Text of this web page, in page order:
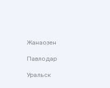
Жанаозен
Павлодар
Уральск